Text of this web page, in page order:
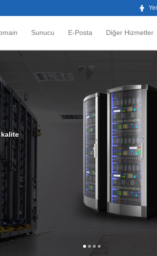
Sunucu E-Posta Diğer Hizmetler
234